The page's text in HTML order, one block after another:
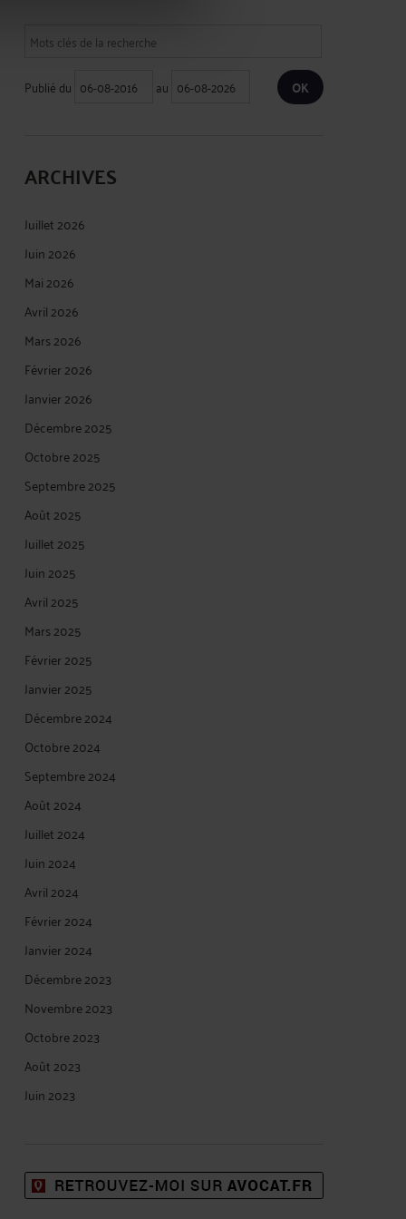
Publié du au
ARCHIVES
Juillet 2026
Juin 2026
Mai 2026
Avril 2026
Mars 2026
Février 2026
Janvier 2026
Décembre 2025
Octobre 2025
Septembre 2025
Août 2025
Juillet 2025
Juin 2025
Avril 2025
Mars 2025
Février 2025
Janvier 2025
Décembre 2024
Octobre 2024
Septembre 2024
Août 2024
Juillet 2024
Juin 2024
Avril 2024
Février 2024
Janvier 2024
Décembre 2023
Novembre 2023
Octobre 2023
Août 2023
Juin 2023